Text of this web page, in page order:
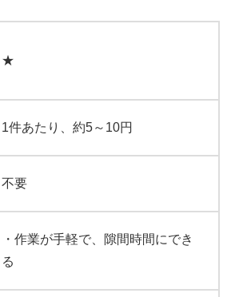
★
1件あたり、約5～10円
不要
・作業が手軽で、隙間時間にでき
る